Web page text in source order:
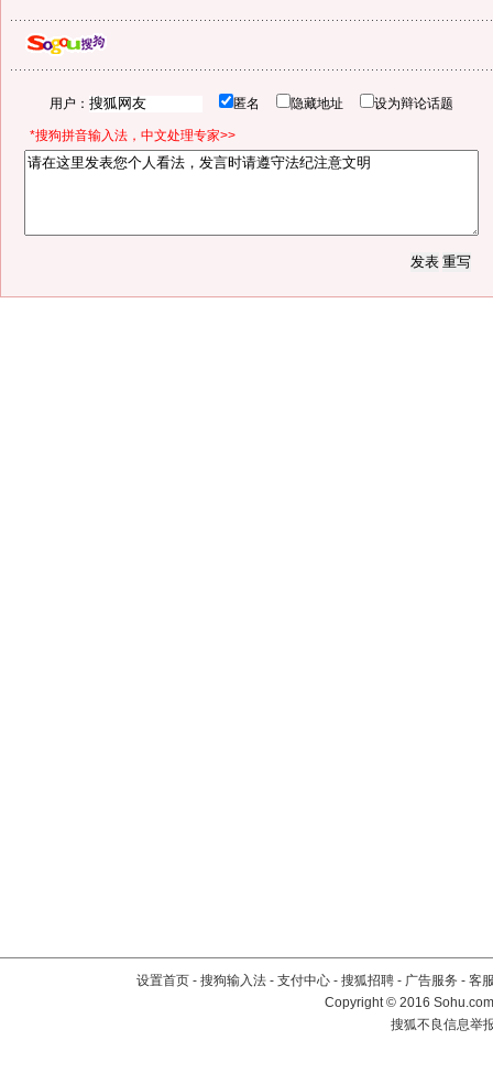
用户： 匿名 隐藏地址 设为辩论话题
*搜狗拼音输入法，中文处理专家>>
设置首页 - 搜狗输入法 - 支付中心 - 搜狐招聘 - 广告服务 - 客
Copyright©2016
搜狐不良信息举